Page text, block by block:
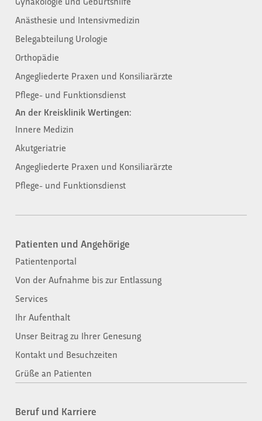
Anästhesie und Intensivmedizin
Belegabteilung Urologie
Orthopädie
Angegliederte Praxen und Konsiliarärzte
Pflege- und Funktionsdienst
An der Kreisklinik Wertingen:
Innere Medizin
Akutgeriatrie
Angegliederte Praxen und Konsiliarärzte
Pflege- und Funktionsdienst
Patienten und Angehörige​
Patientenportal
Von der Aufnahme bis zur Entlassung​
Services
Ihr Aufenthalt
Unser Beitrag zu Ihrer Genesung
Kontakt und Besuchzeiten
Grüße an Patienten
Beruf und Karriere